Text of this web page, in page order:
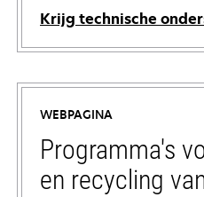
Krijg technische
opens
in
new
tab
WEBPAGINA
Programma's
en recycling